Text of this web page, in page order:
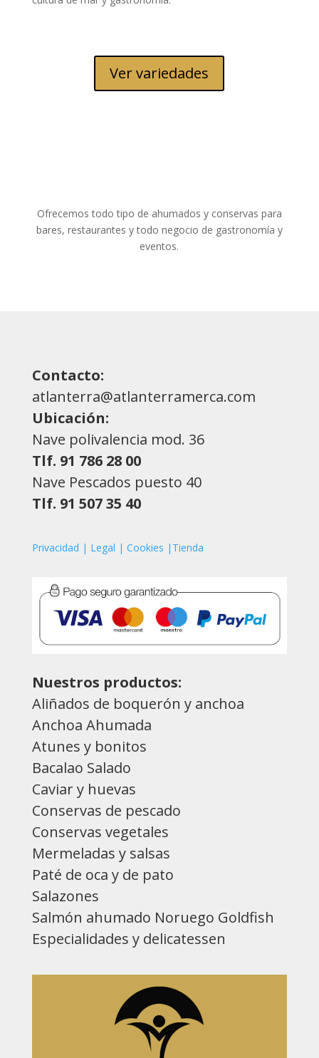
Ver variedades
Ofrecemos todo tipo de ahumados y conservas para
bares, restaurantes y todo negocio de gastronomía y
eventos.
Contacto:
atlanterra@atlanterramerca.com
Ubicación:
Nave polivalencia mod. 36
Tlf. 91 786 28 00
Nave Pescados puesto 40
Tlf. 91 507 35 40
Privacidad | Legal | Cookies |Tienda
Nuestros productos:
Aliñados de boquerón y anchoa
Anchoa Ahumada
Atunes y bonitos
Bacalao Salado
Caviar y huevas
Conservas de pescado
Conservas vegetales
Mermeladas y salsas
Paté de oca y de pato
Salazones
Salmón ahumado Noruego Goldfish
Especialidades y delicatessen